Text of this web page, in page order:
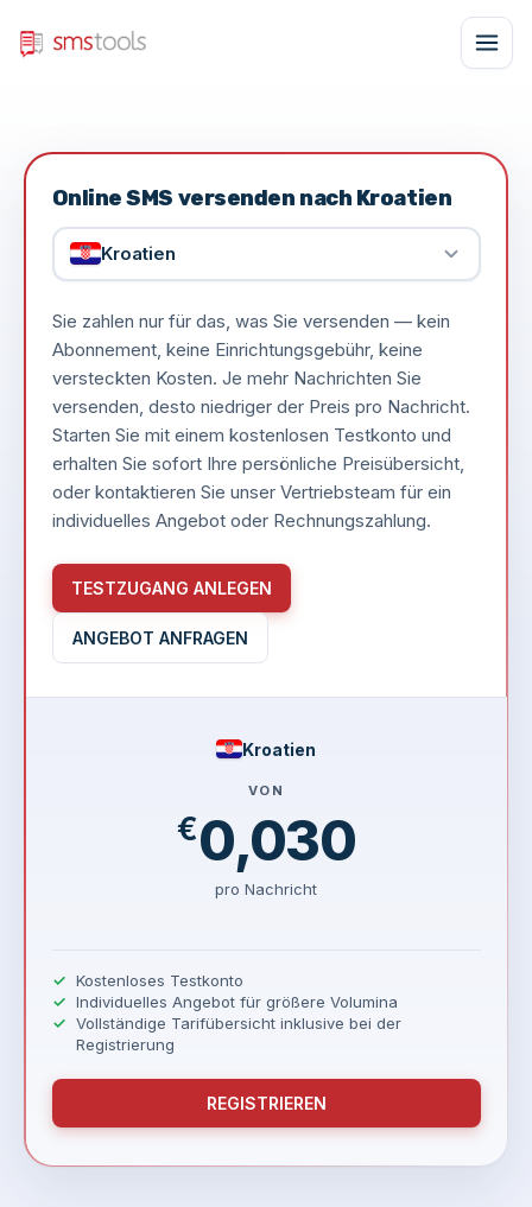
Online SMS versenden nach Kroatien
Kroatien
Sie zahlen nur für das, was Sie versenden — kein
Abonnement, keine Einrichtungsgebühr, keine
versteckten Kosten. Je mehr Nachrichten Sie
versenden, desto niedriger der Preis pro Nachricht.
Starten Sie mit einem kostenlosen Testkonto und
erhalten Sie sofort Ihre persönliche Preisübersicht,
oder kontaktieren Sie unser Vertriebsteam für ein
individuelles Angebot oder Rechnungszahlung.
TESTZUGANG ANLEGEN
ANGEBOT ANFRAGEN
Kroatien
VON
€0,030
pro Nachricht
Kostenloses Testkonto
Individuelles Angebot für größere Volumina
Vollständige Tarifübersicht inklusive bei der
Registrierung
REGISTRIEREN